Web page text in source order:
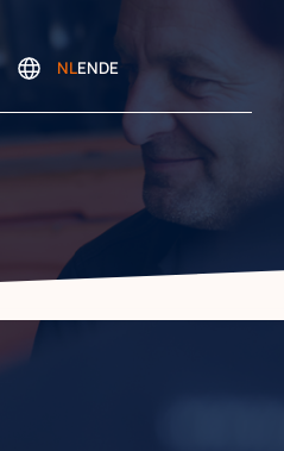
NLENDE